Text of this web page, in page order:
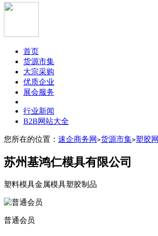
首页
货源市集
大宗采购
优质企业
展会服务
行业新闻
B2B网站大全
您所在的位置： 速企商务网 >货源市集>塑胶网
苏州基鸿仁模具有限公司
塑料模具金属模具塑胶制品
普通会员